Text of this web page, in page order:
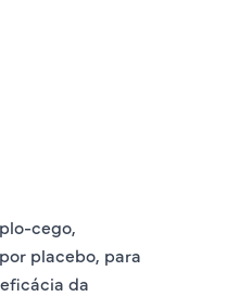
cego,
placebo, para
da